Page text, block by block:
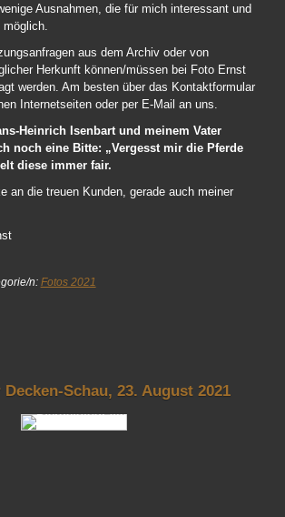
Ausnahmen, die für mich interessant und
aus dem Archiv oder von
Herkunft können/müssen bei Foto Ernst
werden. Am besten über das Kontaktformular
Internetseiten oder per E-Mail an uns.
Heinrich Isenbart und meinem Vater
noch eine Bitte: „Vergesst mir die Pferde
diese immer fair.
an die treuen Kunden, gerade auch meiner
n: Fotos 2021
Schau, 23. August 2021